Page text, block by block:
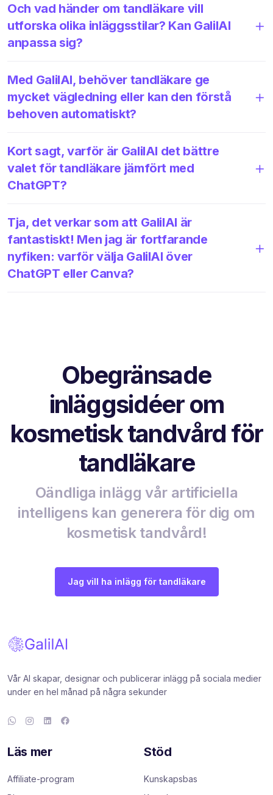
Och vad händer om tandläkare vill
utforska olika inläggsstilar? Kan GalilAI
anpassa sig?
Med GalilAI, behöver tandläkare ge
mycket vägledning eller kan den förstå
behoven automatiskt?
Kort sagt, varför är GalilAI det bättre
valet för tandläkare jämfört med
ChatGPT?
Tja, det verkar som att GalilAI är
fantastiskt! Men jag är fortfarande
nyfiken: varför välja GalilAI över
ChatGPT eller Canva?
Obegränsade
inläggsidéer om
kosmetisk tandvård för
tandläkare
Oändliga inlägg vår artificiella
intelligens kan generera för dig om
kosmetisk tandvård!
Jag vill ha inlägg för tandläkare
Vår AI skapar, designar och publicerar inlägg på sociala medier
under en hel månad på några sekunder
Läs mer
Affiliate-program
Stöd
Kunskapsbas